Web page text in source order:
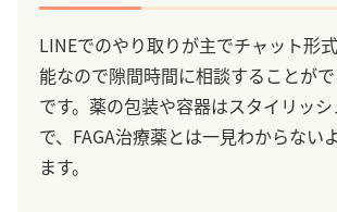
LINEでのやり取りが主でチャット形
能なので隙間時間に相談することが
です。薬の包装や容器はスタイリッ
で、FAGA治療薬とは一見わからない
ます。